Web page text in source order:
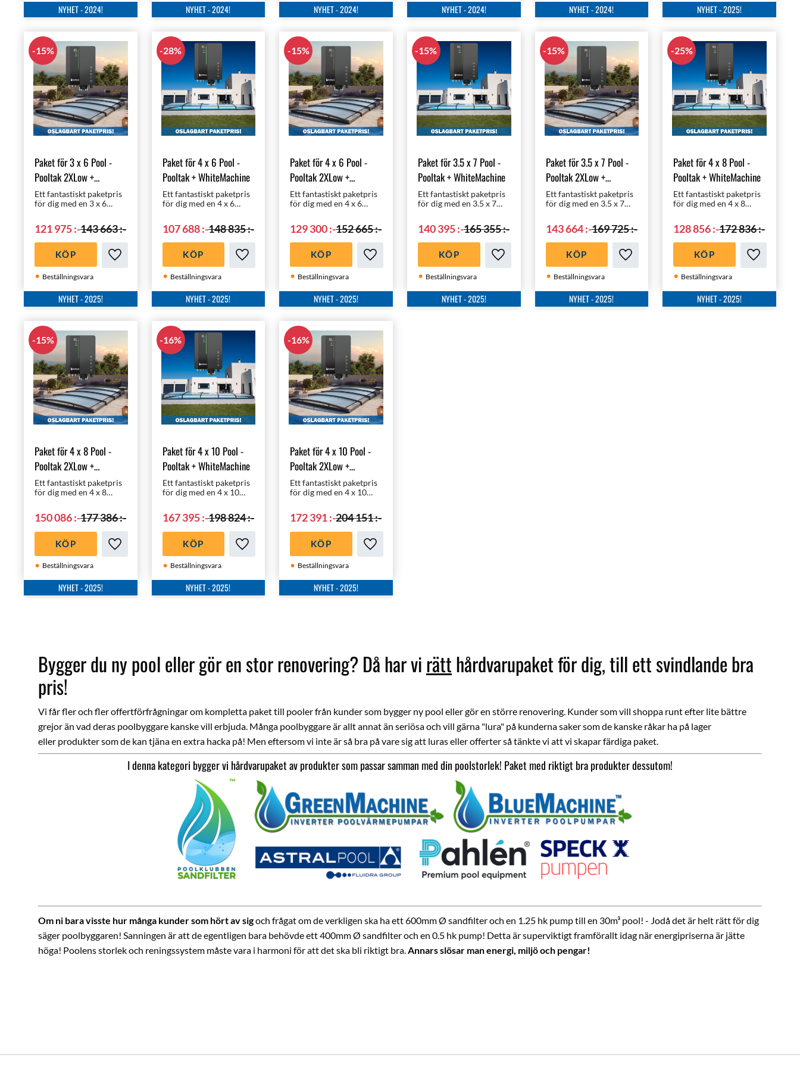
NYHET - 2024! NYHET - 2024! NYHET - 2024! NYHET - 2024! NYHET - 2024! NYHET - 2025!
Paket för 3 x 6 Pool -
Pooltak 2XLow +
WhiteMachine
Ett fantastiskt paketpris
för dig med en 3 x 6
nämligen
helautomatiska
WhiteMachine
saltklorinator!
121 975:-143 663:-
15%
NYHET - 2025!
Lägg till i favoriter
Beställningsvara
KÖP
Paket för 4 x 6 Pool -
Pooltak + WhiteMachine
Ett fantastiskt paketpris
för dig med en 4 x 6
nämligen
helautomatiska
WhiteMachine
saltklorinator!
107 688:-148 835:-
28%
NYHET - 2025!
Lägg till i favoriter
Beställningsvara
KÖP
Paket för 4 x 6 Pool -
Pooltak 2XLow +
WhiteMachine
Ett fantastiskt paketpris
för dig med en 4 x 6
nämligen
helautomatiska
WhiteMachine
saltklorinator!
129 300:-152 665:-
15%
NYHET - 2025!
Lägg till i favoriter
Beställningsvara
KÖP
Paket för 3.5 x 7 Pool -
Pooltak + WhiteMachine
Ett fantastiskt paketpris
för dig med en 3.5 x 7
nämligen
helautomatiska
WhiteMachine
saltklorinator!
140 395:-165 355:-
15%
NYHET - 2025!
Lägg till i favoriter
Beställningsvara
KÖP
Paket för 3.5 x 7 Pool -
Pooltak 2XLow +
WhiteMachine
Ett fantastiskt paketpris
för dig med en 3.5 x 7
nämligen
helautomatiska
WhiteMachine
saltklorinator!
143 664:-169 725:-
15%
NYHET - 2025!
Lägg till i favoriter
Beställningsvara
KÖP
Paket för 4 x 8 Pool -
Pooltak + WhiteMachine
Ett fantastiskt paketpris
för dig med en 4 x 8
nämligen
helautomatiska
WhiteMachine
saltklorinator!
128 856:-172 836:-
25%
NYHET - 2025!
Lägg till i
Beställningsvara
KÖP
Paket för 4 x 8 Pool -
Pooltak 2XLow +
WhiteMachine
Ett fantastiskt paketpris
för dig med en 4 x 8
med rätt klorering,
nämligen
helautomatiska
WhiteMachine
saltklorinator!
150 086:-177 386:-
15%
NYHET - 2025!
Lägg till i favoriter
Beställningsvara
KÖP
Paket för 4 x 10 Pool -
Pooltak + WhiteMachine
Ett fantastiskt paketpris
för dig med en 4 x 10
med rätt klorering,
nämligen
helautomatiska
WhiteMachine
saltklorinator!
167 395:-198 824:-
16%
NYHET - 2025!
Lägg till i favoriter
Beställningsvara
KÖP
Paket för 4 x 10 Pool -
Pooltak 2XLow +
WhiteMachine
Ett fantastiskt paketpris
för dig med en 4 x 10
med rätt klorering,
nämligen
helautomatiska
WhiteMachine
saltklorinator!
172 391:-204 151:-
16%
NYHET - 2025!
Lägg till i favoriter
Beställningsvara
KÖP
Bygger du ny pool eller gör en stor renovering? Då har virätthårdvarupaket för dig, till ett svindlande bra
pris!
Vi får fler och fler offertförfrågningar om kompletta paket till pooler från kunder som bygger ny pool eller gör en större renovering. Kunder som vill shoppa runt efter lite bättre
grejor än vad deras poolbyggare kanske vill erbjuda. Många poolbyggare är allt annat än seriösa och vill gärna "lura" på kunderna saker som de kanske råkar ha på lager
eller produkter som de kan tjäna en extra hacka på! Men eftersom vi inte är så bra på vare sig att luras eller offerter så tänkte vi att vi skapar färdiga paket.
I denna kategori bygger vi hårdvarupaket av produkter som passar samman med din poolstorlek! Paket med riktigt bra produkter dessutom!
Om ni bara visste hur många kunder som hört av sigoch frågat om de verkligen ska ha ett 600mm Ø sandfilter och en 1.25 hk pump till en 30m³ pool! - Jodå det är helt rätt för dig
säger poolbyggaren! Sanningen är att de egentligen bara behövde ett 400mm Ø sandfilter och en 0.5 hk pump! Detta är superviktigt framförallt idag när energipriserna är jätte
höga! Poolens storlek och reningssystem måste vara i harmoni för att det ska bli riktigt bra. Annars slösar man energi, miljö och pengar!